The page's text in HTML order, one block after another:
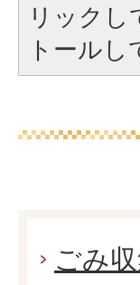
リック
トールし
ごみ